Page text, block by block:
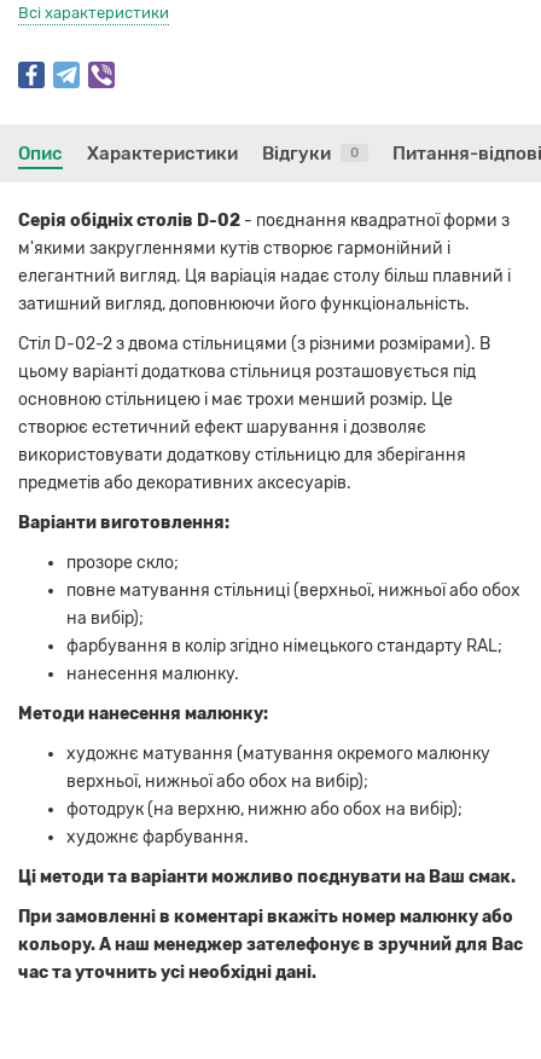
Всі характеристики
Опис Характеристики Відгуки 0 Питання-
Серія обідніх столів D-02 - поєднання квадратної форми з
м'якими закругленнями кутів створює гармонійний і
елегантний вигляд. Ця варіація надає столу більш плавний і
затишний вигляд, доповнюючи його функціональність.
Стіл D-02-2 з двома стільницями (з різними розмірами). В
цьому варіанті додаткова стільниця розташовується під
основною стільницею і має трохи менший розмір. Це
створює естетичний ефект шарування і дозволяє
використовувати додаткову стільницю для зберігання
предметів або декоративних аксесуарів.
Варіанти виготовлення:
прозоре скло;
повне матування стільниці (верхньої, нижньої або обох
на вибір);
фарбування в колір згідно німецького стандарту RAL;
нанесення малюнку.
Методи нанесення малюнку:
художнє матування (матування окремого малюнку
верхньої, нижньої або обох на вибір);
фотодрук (на верхню, нижню або обох на вибір);
художнє фарбування.
Ці методи та варіанти можливо поєднувати на Ваш смак.
При замовленні в коментарі вкажіть номер малюнку або
кольору. А наш менеджер зателефонує в зручний для Вас
час та уточнить усі необхідні дані.